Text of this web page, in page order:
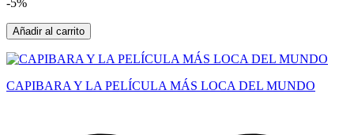
-5%
Añadir al carrito
CAPIBARA Y LA PELÍCULA MÁS LOCA DEL MUNDO